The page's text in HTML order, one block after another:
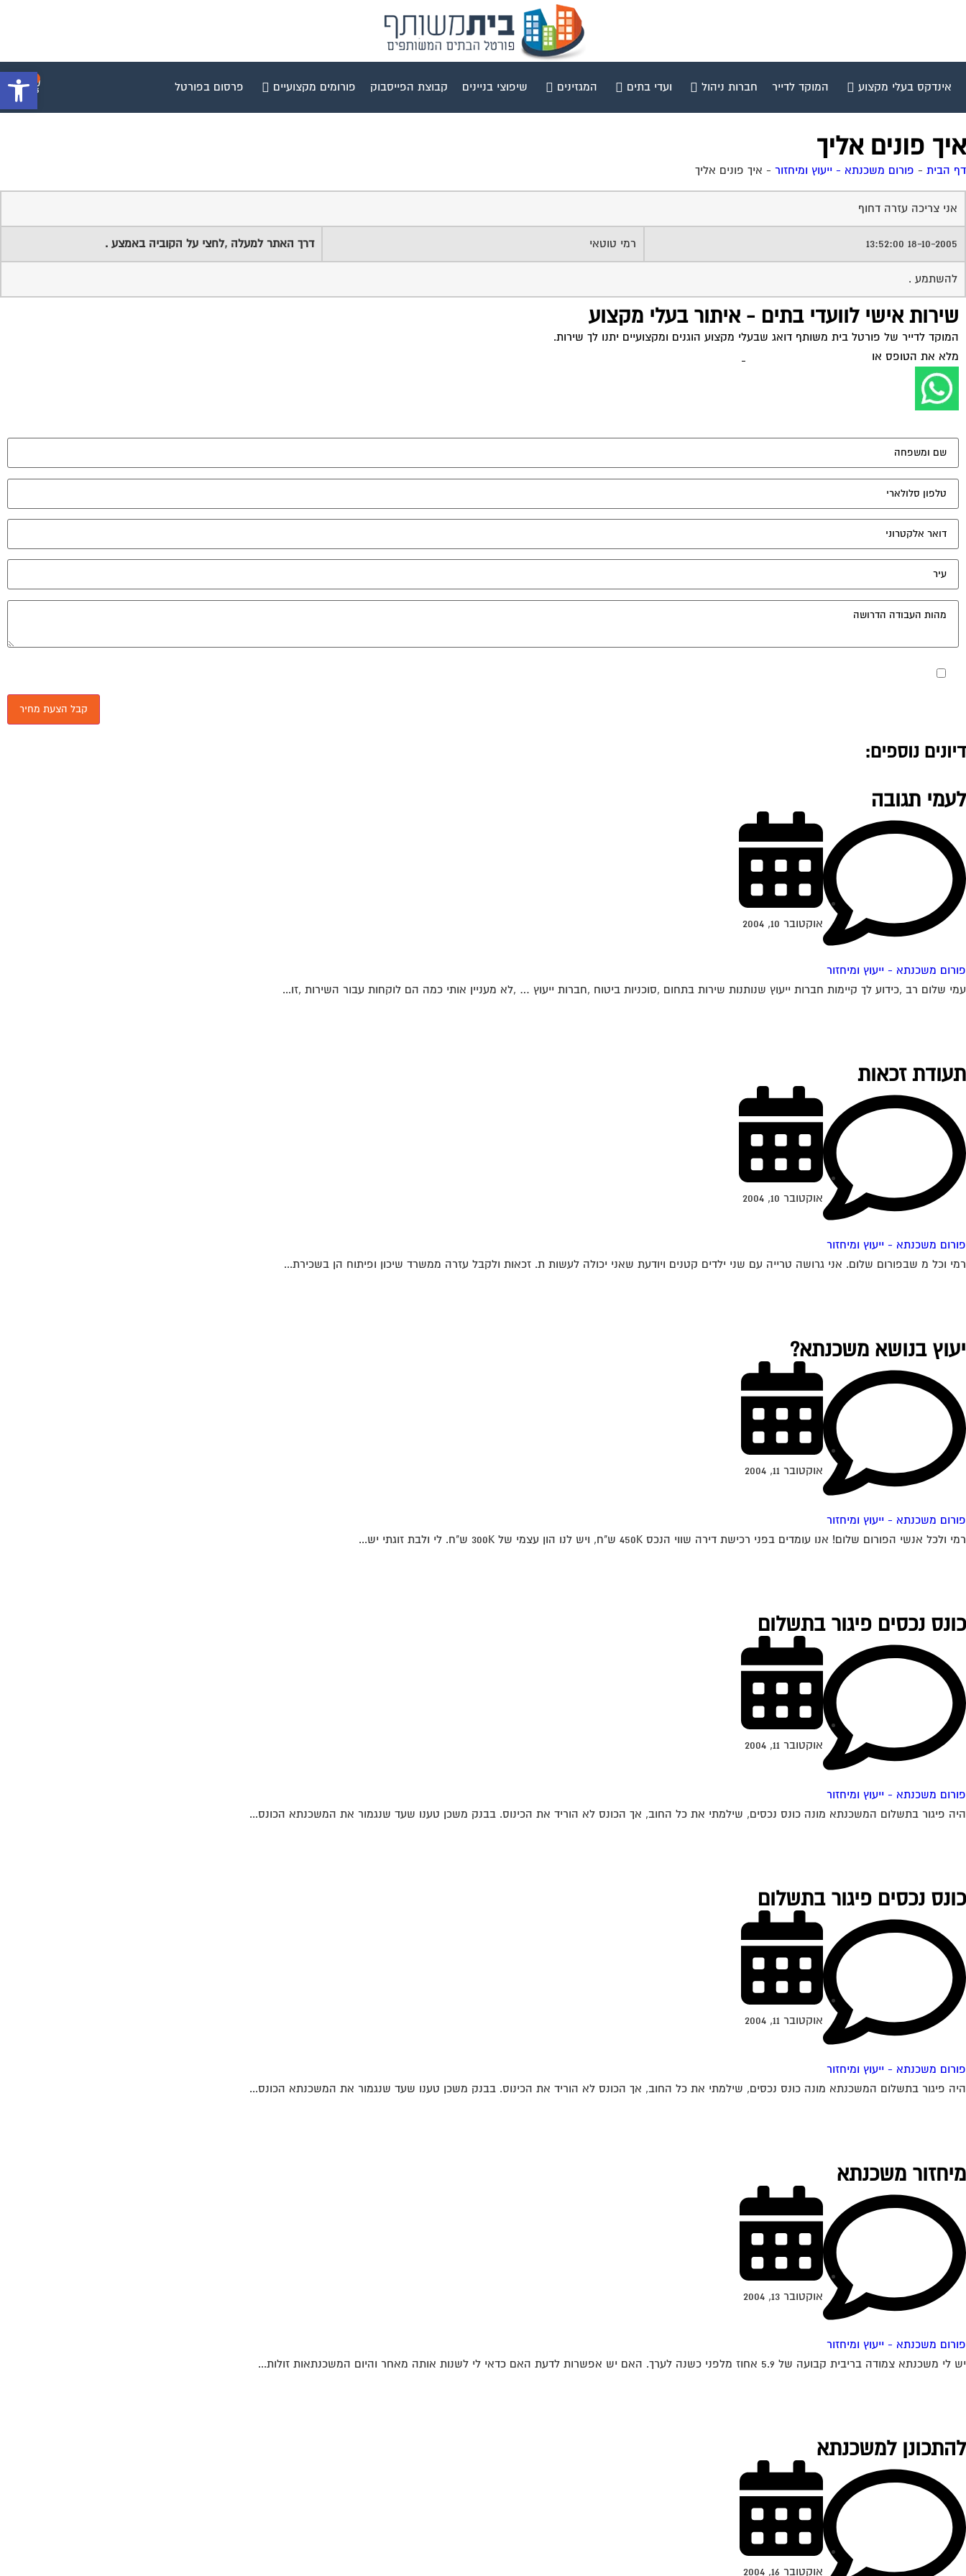
פתח אינדקס בעלי מקצוע המוקד לדייר חברות ניהול ועדי בתים המגזינים שיפוצי בניינים קבוצת הפייסבוק פורומים מקצועיים פרסום בפורטל
איך פונים אליך
דף הבית - פורום משכנתא - ייעוץ ומיחזור - איך פונים אליך
אני צריכה עזרה דחוף
18-10-2005 13:52:00 רמי טוטאי דרך האתר למעלה ,לחצי על הקוביה באמצע .
להשתמע .
שירות אישי לוועדי בתים - איתור בעלי מקצוע
המוקד לדייר של פורטל בית משותף דואג שבעלי מקצוע הוגנים ומקצועיים יתנו לך שירות.
מלא את הטופס או
דיונים נוספים:
לעמי תגובה
פורום משכנתא - ייעוץ ומיחזור
אוקטובר 10, 2004
עמי שלום רב ,כידוע לך קיימות חברות ייעוץ שנותנות שירות בתחום ,סוכניות ביטוח ,חברות ייעוץ … ,לא מעניין אותי כמה הם לוקחות עבור השירות ,זו...
תעודת זכאות
פורום משכנתא - ייעוץ ומיחזור
אוקטובר 10, 2004
רמי וכל מ שבפורום שלום. אני גרושה טרייה עם שני ילדים קטנים ויודעת שאני יכולה לעשות ת. זכאות ולקבל עזרה ממשרד שיכון ופיתוח הן בשכירת...
יעוץ בנושא משכנתא?
פורום משכנתא - ייעוץ ומיחזור
אוקטובר 11, 2004
רמי ולכל אנשי הפורום שלום! אנו עומדים בפני רכישת דירה שווי הנכס 450K ש"ח, ויש לנו הון עצמי של 300K ש"ח. לי ולבת זוגתי יש...
כונס נכסים פיגור בתשלום
פורום משכנתא - ייעוץ ומיחזור
אוקטובר 11, 2004
היה פיגור בתשלום המשכנתא מונה כונס נכסים, שילמתי את כל החוב, אך הכונס לא הוריד את הכינוס. בבנק משכן טענו שעד שנגמור את המשכנתא הכונס...
כונס נכסים פיגור בתשלום
פורום משכנתא - ייעוץ ומיחזור
אוקטובר 11, 2004
היה פיגור בתשלום המשכנתא מונה כונס נכסים, שילמתי את כל החוב, אך הכונס לא הוריד את הכינוס. בבנק משכן טענו שעד שנגמור את המשכנתא הכונס...
מיחזור משכנתא
פורום משכנתא - ייעוץ ומיחזור
אוקטובר 13, 2004
יש לי משכנתא צמודה בריבית קבועה של 5.9 אחוז מלפני כשנה לערך. האם יש אפשרות לדעת האם כדאי לי לשנות אותה מאחר והיום המשכנתאות זולות...
להתכונן למשכנתא
אוקטובר 16, 2004